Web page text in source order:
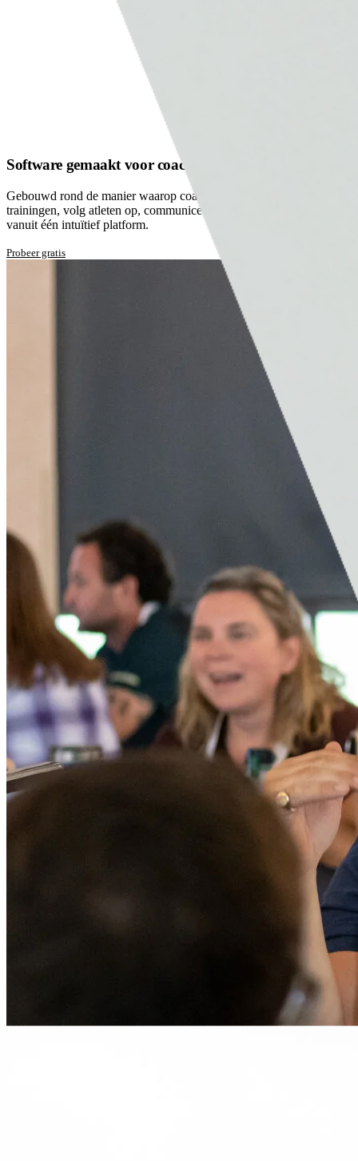
Software gemaakt voor coaches
Gebouwd rond de manier waarop coaches echt werken. Plan
trainingen, volg atleten op, communiceer en beheer je praktijk, alles
vanuit één intuïtief platform.
Probeer gratis